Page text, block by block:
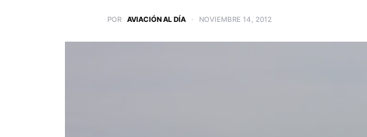
POR AVIACIÓN AL DÍA NOVIEMBRE 14, 2012